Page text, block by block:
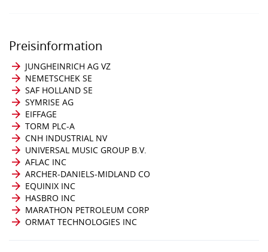
Preisinformation
JUNGHEINRICH AG VZ
NEMETSCHEK SE
SAF HOLLAND SE
SYMRISE AG
EIFFAGE
TORM PLC-A
CNH INDUSTRIAL NV
UNIVERSAL MUSIC GROUP B.V.
AFLAC INC
ARCHER-DANIELS-MIDLAND CO
EQUINIX INC
HASBRO INC
MARATHON PETROLEUM CORP
ORMAT TECHNOLOGIES INC